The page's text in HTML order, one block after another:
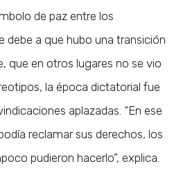
de paz entre los
debe a que hubo una transición
que en otros lugares no se vio
la época dictatorial fue
aplazadas. “En ese
reclamar sus derechos, los
pudieron hacerlo”, explica.